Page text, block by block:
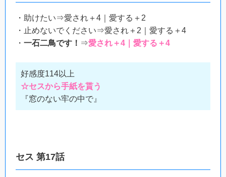
・助けたい⇒愛され＋4｜愛する＋2
・止めないでください⇒愛され＋2｜愛する＋4
・ 一石二鳥です！ ⇒愛され＋4｜愛する＋4
好感度114以上
☆セスから手紙を貰う
『窓のない牢の中で』
セス 第17話